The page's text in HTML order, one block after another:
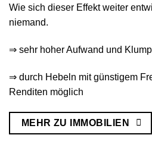
Wie sich dieser Effekt weiter
niemand.
⇒ sehr hoher Aufwand und
⇒ durch Hebeln mit günstigem
Renditen möglich
MEHR ZU IMMOBILIEN